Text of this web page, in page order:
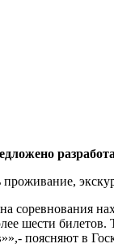
соревнования
шести билетов.
поясняют в